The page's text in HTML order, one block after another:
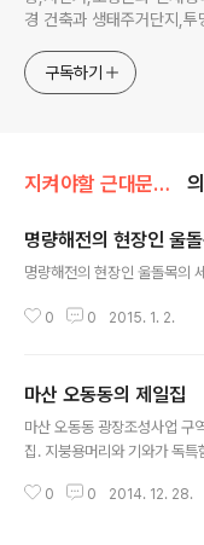
경 건축과 생태주거단지,
구독하기
지켜야할 근대문화유산
명량해전의 현장인 울
명량해전의 현장인 울돌목의
0 0 2015. 1. 2.
마산 오동동의 제일집
마산 오동동 광장조성사업 구
집. 지붕용머리와 기와가 독
0 0 2014. 12. 28.